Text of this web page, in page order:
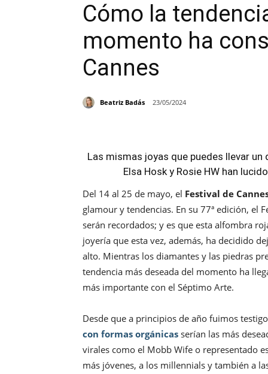
Cómo la
momento ha
Cannes
Beatriz Badás 23/05/2024
Las mismas joyas que puedes llevar
Elsa Hosk y Rosie HW han
Del 14 al 25 de mayo, el Festival de
glamour y tendencias. En su 77ª edición, el
serán recordados; y es que esta alfombra
joyería que esta vez, además, ha decidido
alto. Mientras los diamantes y las piedras
tendencia más deseada del momento ha
más importante con el Séptimo Arte.
Desde que a principios de año fuimos
con formas orgánicas serían las más
virales como el Mobb Wife o representado
más jóvenes, a los millennials y también a